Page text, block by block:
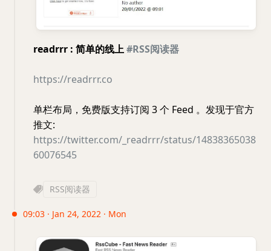
readrrr : 简单的线上#RSS阅读器
https://readrrr.co
单栏布局，免费版支持订阅 3 个 Feed 。发现于官方
推文:
https://twitter.com/_readrrr/status/14838365038
60076545
RSS阅读器
09:03 · Jan 24, 2022 · Mon